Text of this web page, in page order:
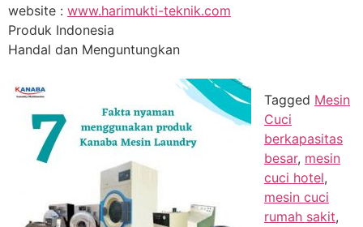
website : www.harimukti-teknik.com
Produk Indonesia
Handal dan Menguntungkan
Tagged Mesin
Cuci
berkapasitas
besar, mesin
cuci hotel,
mesin cuci
rumah sakit,